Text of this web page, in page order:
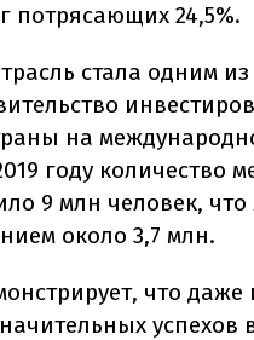
потрясающих 24,5%.
стала одним
на
году количество
9 млн человек,
около 3,7 млн.
что
успехов